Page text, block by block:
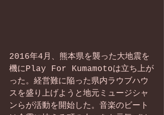
2016年4月、熊本県を襲った大地震を
機にPlay For Kumamotoは立ち上が
った。経営難に陥った県内ラウブハウ
スを盛り上げようと地元ミュージシャ
ンらが活動を開始した。音楽のビート